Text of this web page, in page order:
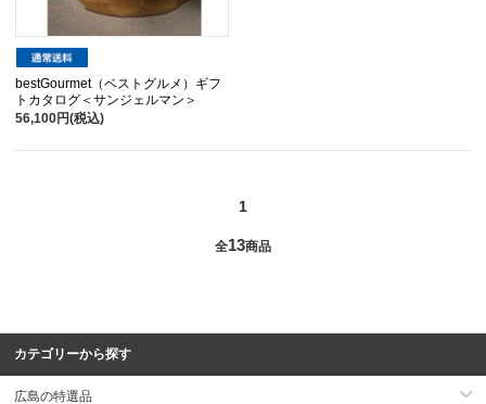
bestGourmet（ベストグルメ）ギフ
トカタログ＜サンジェルマン＞
56,100円(税込)
1
全13商品
カテゴリーから探す
広島の特選品